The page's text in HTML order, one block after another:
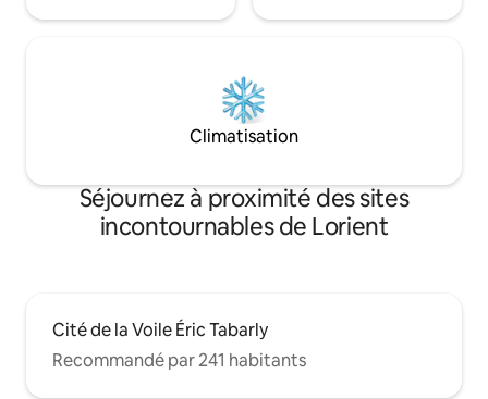
Climatisation
Séjournez à proximité des sites
incontournables de Lorient
Cité de la Voile Éric Tabarly
Recommandé par 241 habitants